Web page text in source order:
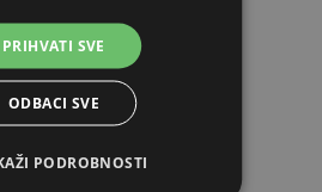
ARTIKLI
PRIHVATI SVE
ODBACI SVE
PODROBNOSTI